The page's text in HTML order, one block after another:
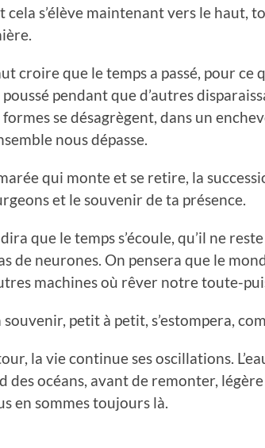
cela s’élève maintenant vers le haut,
croire que le temps a passé, pour ce
pendant que d’autres
formes se désagrègent, dans un
nous dépasse.
qui monte et se retire, la
et le souvenir de ta présence.
que le temps s’écoule, qu’il ne
de neurones. On pensera que le
machines où rêver notre toute-
souvenir, petit à petit, s’estompera,
la vie continue ses oscillations.
des océans, avant de remonter,
en sommes toujours là.